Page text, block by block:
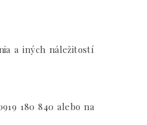
a iných náležitostí
180 840 alebo na